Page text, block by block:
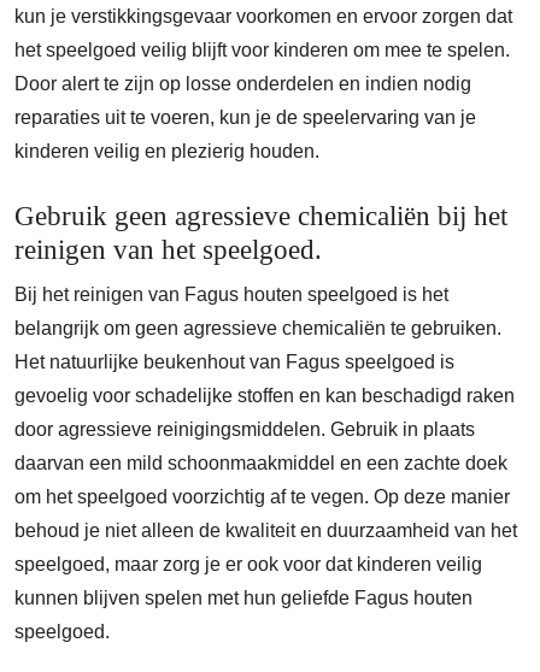
kun je verstikkingsgevaar voorkomen en ervoor zorgen dat
het speelgoed veilig blijft voor kinderen om mee te spelen.
Door alert te zijn op losse onderdelen en indien nodig
reparaties uit te voeren, kun je de speelervaring van je
kinderen veilig en plezierig houden.
Gebruik geen agressieve chemicaliën bij het
reinigen van het speelgoed.
Bij het reinigen van Fagus houten speelgoed is het
belangrijk om geen agressieve chemicaliën te gebruiken.
Het natuurlijke beukenhout van Fagus speelgoed is
gevoelig voor schadelijke stoffen en kan beschadigd raken
door agressieve reinigingsmiddelen. Gebruik in plaats
daarvan een mild schoonmaakmiddel en een zachte doek
om het speelgoed voorzichtig af te vegen. Op deze manier
behoud je niet alleen de kwaliteit en duurzaamheid van het
speelgoed, maar zorg je er ook voor dat kinderen veilig
kunnen blijven spelen met hun geliefde Fagus houten
speelgoed.